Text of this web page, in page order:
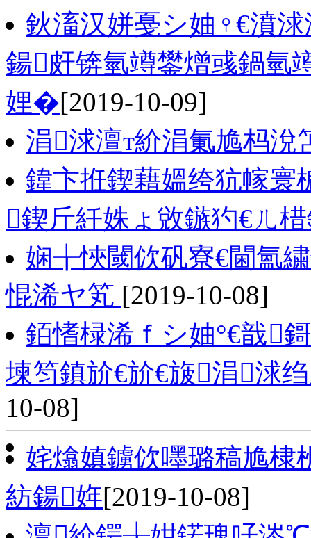
鈥滀汉姘戞シ妯♀€濆
鍚皯锛氫竴鐢熷彧鍋氫
娌�[2019-10-09]
涓浗澶т紒涓氭尯杩
鍏卞拰鍥藉媼绔犺幏寰
鍥斤紝姝ょ敓鏃犳€ㄦ
娴╁悏閾佽矾寮€閫氳
惃浠ヤ笂 [2019-10-08]
銆愭椂浠ｆシ妯°€戠
堜笉鎮斺€斺€旇涓浗
10-08]
姹熻嫃鐪佽嚜璐稿尯棣
紡鍚姩[2019-10-08]